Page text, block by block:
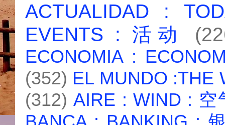
ACTUALIDAD :
EVENTS : 活动
ECONOMIA :
(352) EL MUNDO :THE
(312) AIRE : WIND : 空